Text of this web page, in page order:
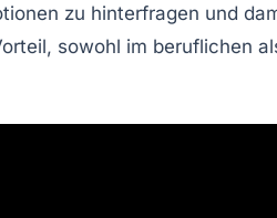
zu hinterfragen und
sowohl im beruflichen